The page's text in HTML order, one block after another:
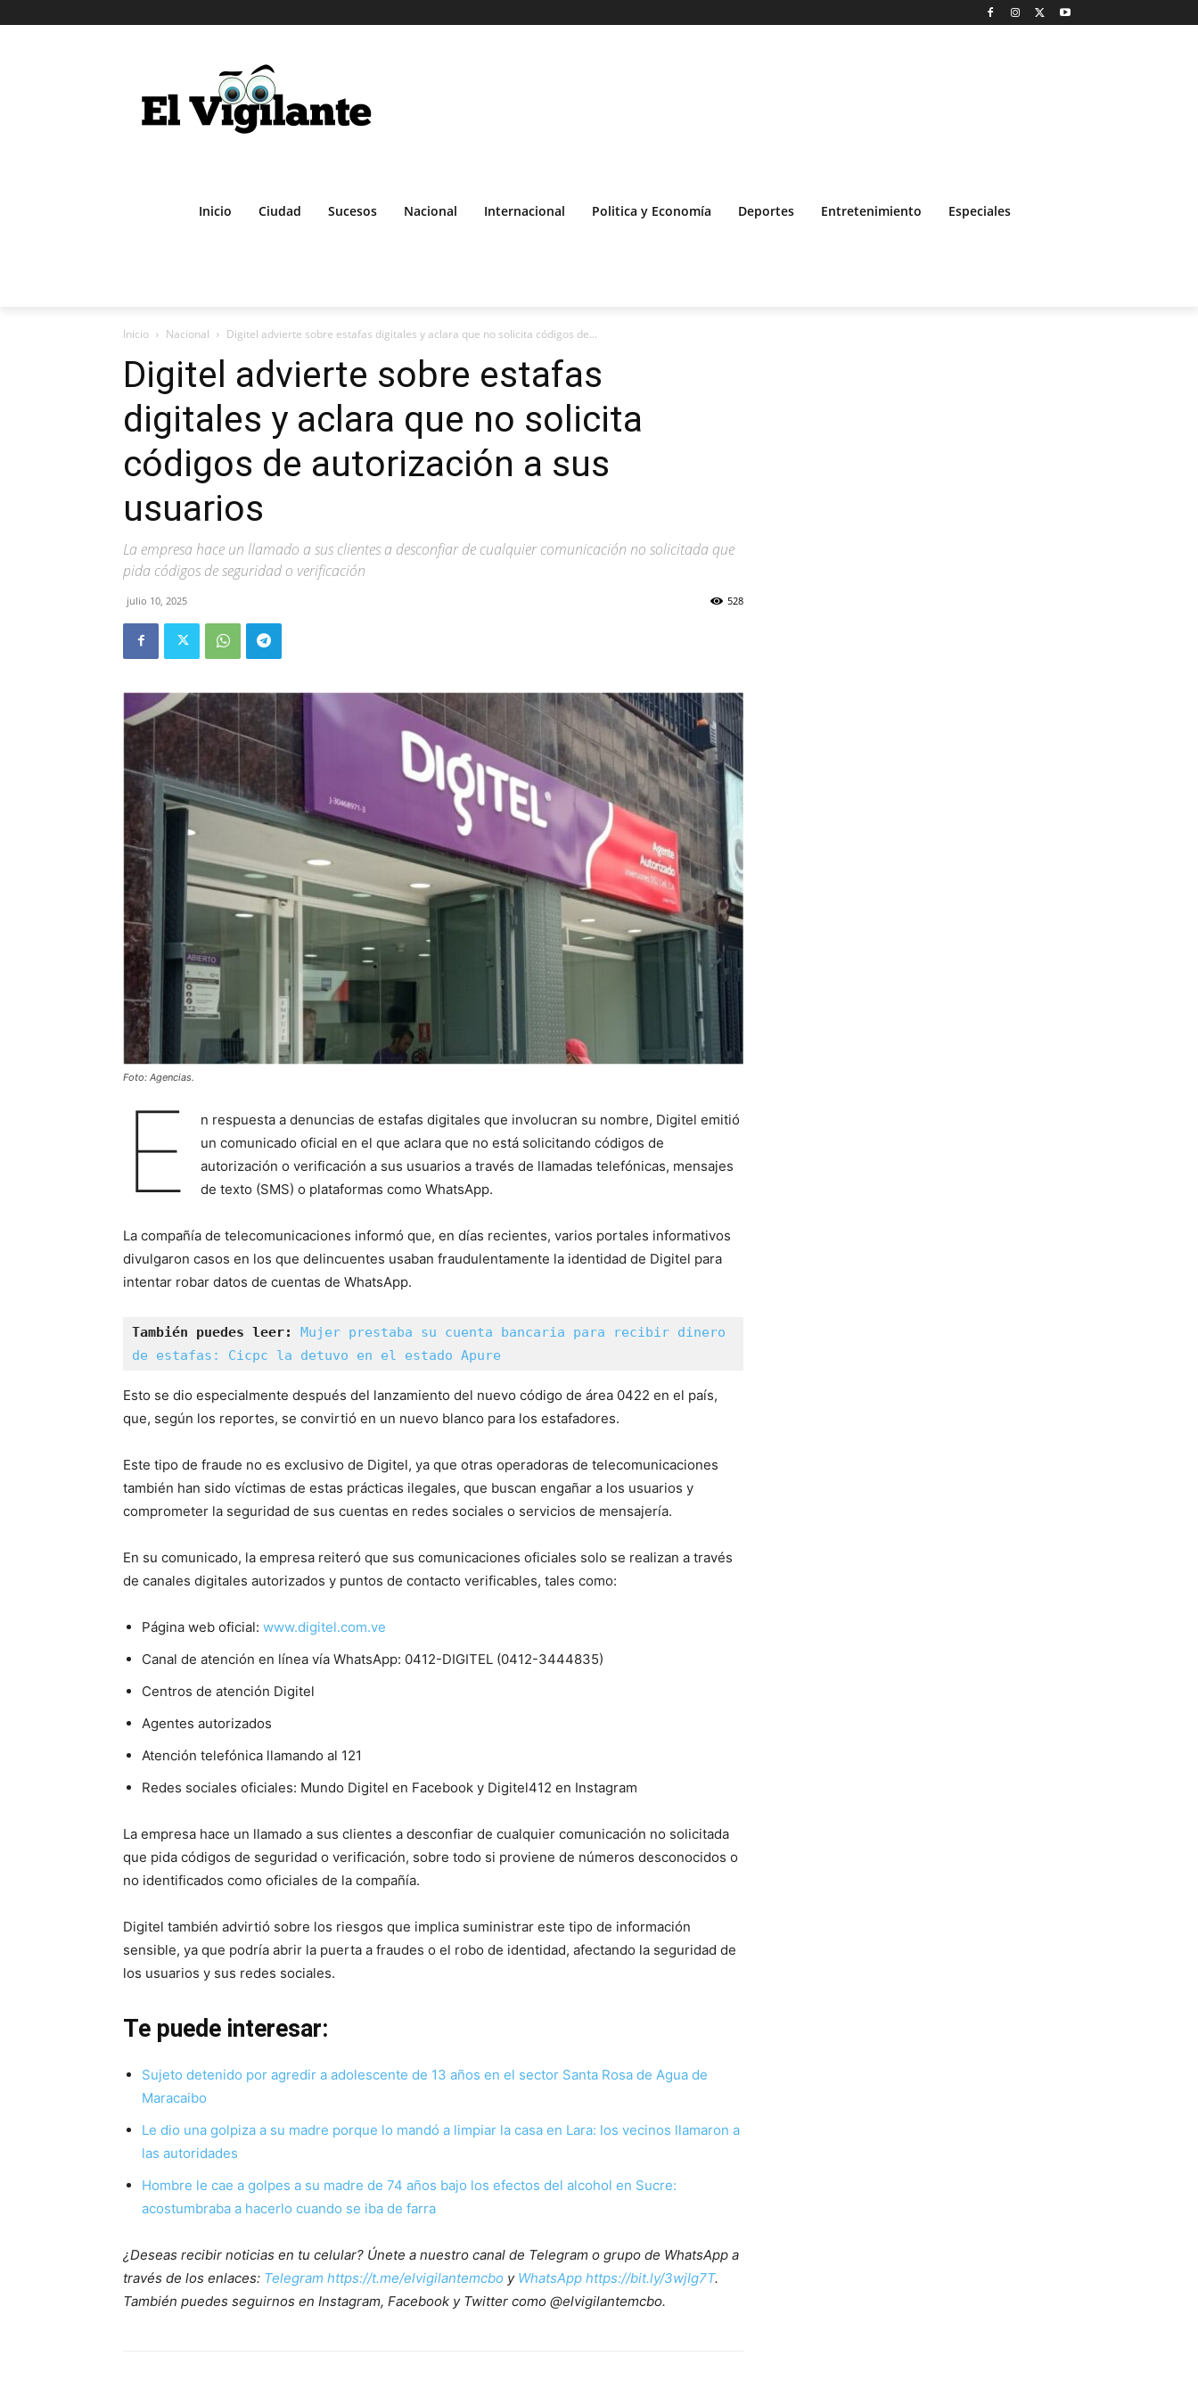
Inicio Ciudad Sucesos Nacional Internacional Politica y Economía Deportes Entretenimiento Especiales
Inicio Nacional Digitel advierte sobre estafas digitales y aclara que no solicita códigos de...
Digitel advierte sobre estafas
digitales y aclara que no solicita
códigos de autorización a sus
usuarios
La empresa hace un llamado a sus clientes a desconfiar de cualquier comunicación no solicitada que
pida códigos de seguridad o verificación
julio 10, 2025 528
Foto: Agencias.
E
n respuesta a denuncias de estafas digitales que involucran su nombre, Digitel emitió
un comunicado oficial en el que aclara que no está solicitando códigos de
autorización o verificación a sus usuarios a través de llamadas telefónicas, mensajes
de texto (SMS) o plataformas como WhatsApp.
La compañía de telecomunicaciones informó que, en días recientes, varios portales informativos
divulgaron casos en los que delincuentes usaban fraudulentamente la identidad de Digitel para
intentar robar datos de cuentas de WhatsApp.
También puedes leer:
Mujer prestaba su cuenta bancaria para recibir dinero
de estafas: Cicpc la detuvo en el estado Apure
Esto se dio especialmente después del lanzamiento del nuevo código de área 0422 en el país,
que, según los reportes, se convirtió en un nuevo blanco para los estafadores.
Este tipo de fraude no es exclusivo de Digitel, ya que otras operadoras de telecomunicaciones
también han sido víctimas de estas prácticas ilegales, que buscan engañar a los usuarios y
comprometer la seguridad de sus cuentas en redes sociales o servicios de mensajería.
En su comunicado, la empresa reiteró que sus comunicaciones oficiales solo se realizan a través
de canales digitales autorizados y puntos de contacto verificables, tales como:
Página web oficial: www.digitel.com.ve
Canal de atención en línea vía WhatsApp: 0412-DIGITEL (0412-3444835)
Centros de atención Digitel
Agentes autorizados
Atención telefónica llamando al 121
Redes sociales oficiales: Mundo Digitel en Facebook y Digitel412 en Instagram
La empresa hace un llamado a sus clientes a desconfiar de cualquier comunicación no solicitada
que pida códigos de seguridad o verificación, sobre todo si proviene de números desconocidos o
no identificados como oficiales de la compañía.
Digitel también advirtió sobre los riesgos que implica suministrar este tipo de información
sensible, ya que podría abrir la puerta a fraudes o el robo de identidad, afectando la seguridad de
los usuarios y sus redes sociales.
Te puede interesar:
Sujeto detenido por agredir a adolescente de 13 años en el sector Santa Rosa de Agua de
Maracaibo
Le dio una golpiza a su madre porque lo mandó a limpiar la casa en Lara: los vecinos llamaron a
las autoridades
Hombre le cae a golpes a su madre de 74 años bajo los efectos del alcohol en Sucre:
acostumbraba a hacerlo cuando se iba de farra
¿Deseas recibir noticias en tu celular? Únete a nuestro canal de Telegram o grupo de WhatsApp a
través de los enlaces: Telegram https://t.me/elvigilantemcbo y WhatsApp https://bit.ly/3wjIg7T.
También puedes seguirnos en Instagram, Facebook y Twitter como @elvigilantemcbo.